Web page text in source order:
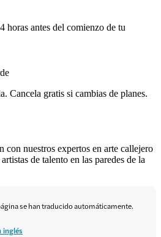
horas antes del comienzo de tu
Cancela gratis si cambias de planes.
con nuestros expertos en arte callejero
de talento en las paredes de la
se han traducido automáticamente.
inglés